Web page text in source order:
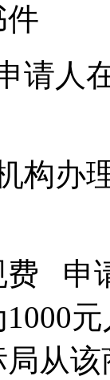
件
请人
构办
费 申
从